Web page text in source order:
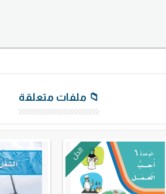
📁 ملفات متعلقة
الحل